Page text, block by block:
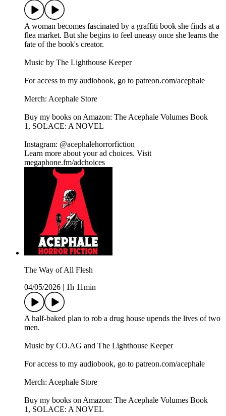
A woman becomes fascinated by a graffiti book she finds at a
flea market. But she begins to feel uneasy once she learns the
fate of the book's creator.
Music by The Lighthouse Keeper
For access to my audiobook, go to patreon.com/acephale
Merch: Acephale Store
Buy my books on Amazon: The Acephale Volumes Book
1, SOLACE: A NOVEL
Instagram: @acephalehorrorfiction
Learn more about your ad choices. Visit
megaphone.fm/adchoices
The Way of All Flesh
04/05/2026
1h 11min
A half-baked plan to rob a drug house upends the lives of two
men.
Music by CO.AG and The Lighthouse Keeper
For access to my audiobook, go to patreon.com/acephale
Merch: Acephale Store
Buy my books on Amazon: The Acephale Volumes Book
1, SOLACE: A NOVEL